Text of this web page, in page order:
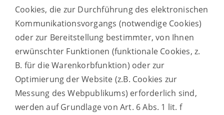
Cookies, die zur Durchführung des elektronischen
Kommunikationsvorgangs (notwendige Cookies)
oder zur Bereitstellung bestimmter, von Ihnen
erwünschter Funktionen (funktionale Cookies, z.
B. für die Warenkorbfunktion) oder zur
Optimierung der Website (z.B. Cookies zur
Messung des Webpublikums) erforderlich sind,
werden auf Grundlage von Art. 6 Abs. 1 lit. f